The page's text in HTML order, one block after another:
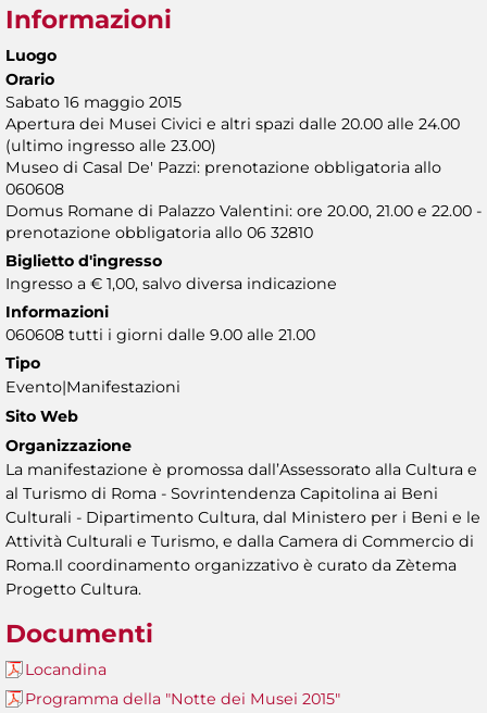
Informazioni
Luogo
Orario
Sabato 16 maggio 2015
Apertura dei Musei Civici e altri spazi dalle 20.00 alle 24.00
(ultimo ingresso alle 23.00)
Museo di Casal De' Pazzi: prenotazione obbligatoria allo
060608
Domus Romane di Palazzo Valentini: ore 20.00, 21.00 e 22.00 -
prenotazione obbligatoria allo 06 32810
Biglietto d'ingresso
Ingresso a € 1,00, salvo diversa indicazione
Informazioni
060608 tutti i giorni dalle 9.00 alle 21.00
Tipo
Evento|Manifestazioni
Sito Web
Organizzazione
La manifestazione è promossa dall’Assessorato alla Cultura e
al Turismo di Roma - Sovrintendenza Capitolina ai Beni
Culturali - Dipartimento Cultura, dal Ministero per i Beni e le
Attività Culturali e Turismo, e dalla Camera di Commercio di
Roma.Il coordinamento organizzativo è curato da Zètema
Progetto Cultura.
Documenti
Locandina
Programma della "Notte dei Musei 2015"